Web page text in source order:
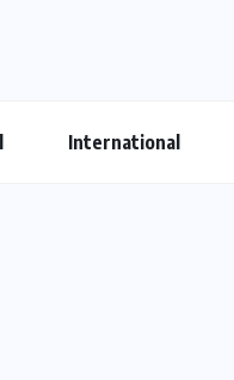
International